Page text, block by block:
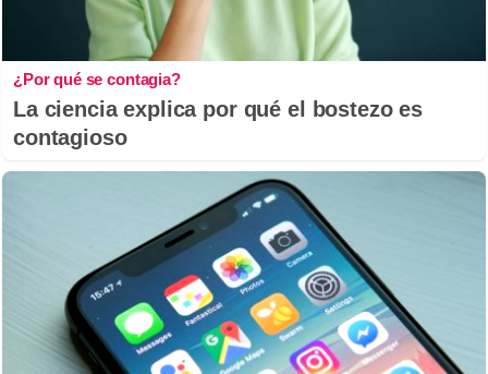
¿Por qué se contagia?
La ciencia explica por qué el bostezo es
contagioso